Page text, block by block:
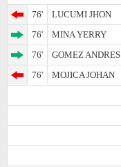
76'
LUCUMI JHON
76'
MINA YERRY
76'
GOMEZ ANDRES
76'
MOJICA JOHAN